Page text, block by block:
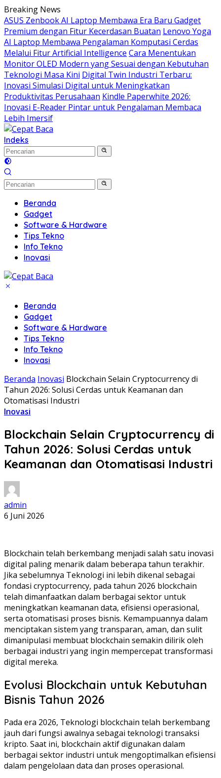
Langsung
ke
konten
Breaking News
ASUS Zenbook AI Laptop Membawa Era Baru Gadget
Premium dengan Fitur Kecerdasan Buatan Lenovo Yoga
AI Laptop Membawa Pengalaman Komputasi Cerdas
Melalui Fitur Artificial Intelligence Cara Menentukan
Monitor OLED Modern yang Sesuai dengan Kebutuhan
Teknologi Masa Kini Digital Twin Industri Terbaru:
Inovasi Simulasi Digital untuk Meningkatkan
Produktivitas Perusahaan Kindle Paperwhite 2026:
Inovasi E-Reader Pintar untuk Pengalaman Membaca
Lebih Imersif
Indeks
Beranda
Gadget
Software & Hardware
Tips Tekno
Info Tekno
Inovasi
Beranda
Gadget
Software & Hardware
Tips Tekno
Info Tekno
Inovasi
Beranda Inovasi Blockchain Selain Cryptocurrency di
Tahun 2026: Solusi Cerdas untuk Keamanan dan
Otomatisasi Industri
Inovasi
Blockchain Selain Cryptocurrency di
Tahun 2026: Solusi Cerdas untuk
Keamanan dan Otomatisasi Industri
admin
6 Juni 2026
Blockchain telah berkembang menjadi salah satu inovasi
digital paling menarik dalam beberapa tahun terakhir.
Jika sebelumnya Teknologi ini lebih dikenal sebagai
fondasi cryptocurrency, pada tahun 2026 blockchain
telah dimanfaatkan dalam berbagai sektor untuk
meningkatkan keamanan data, efisiensi operasional,
serta otomatisasi proses bisnis. Kemampuannya dalam
menciptakan sistem yang transparan, aman, dan sulit
dimanipulasi membuat blockchain semakin dilirik oleh
berbagai industri yang ingin mempercepat transformasi
digital mereka.
Evolusi Blockchain untuk Kebutuhan
Bisnis Tahun 2026
Pada era 2026, Teknologi blockchain telah berkembang
jauh dari fungsi awalnya sebagai teknologi transaksi
kripto. Saat ini, blockchain aktif digunakan dalam
berbagai sektor industri untuk mengoptimalkan efisiensi
dalam pengelolaan data dan proses operasional.